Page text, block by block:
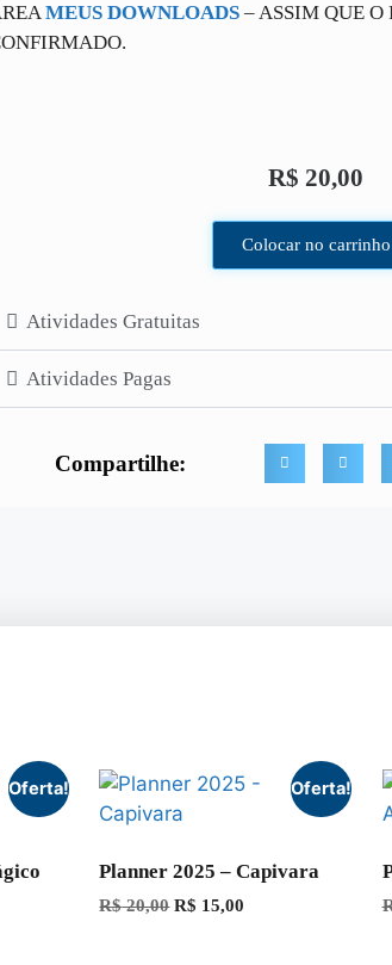
MEUS DOWNLOADS – ASSIM QUE O
R$ 20,00
Colocar no carrinho
Atividades Gratuitas
Atividades Pagas
Compartilhe:
Oferta! Oferta!
Planner 2025 – Capivara
R$20,00 R$ 15,00